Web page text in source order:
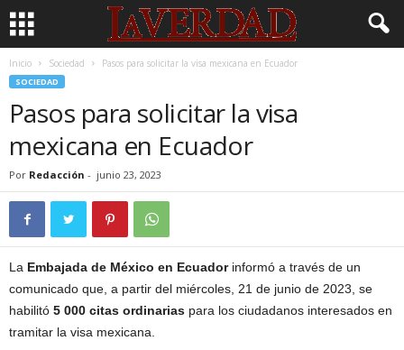
Inicio Sociedad Pasos para solicitar la visa mexicana en Ecuador
SOCIEDAD
Pasos para solicitar la visa
mexicana en Ecuador
Por Redacción - junio 23, 2023
La Embajada de México en Ecuadorinformó a través de un
comunicado que, a partir del miércoles, 21 de junio de 2023, se
habilitó 5 000 citas ordinarias para los ciudadanos interesados en
tramitar la visa mexicana.